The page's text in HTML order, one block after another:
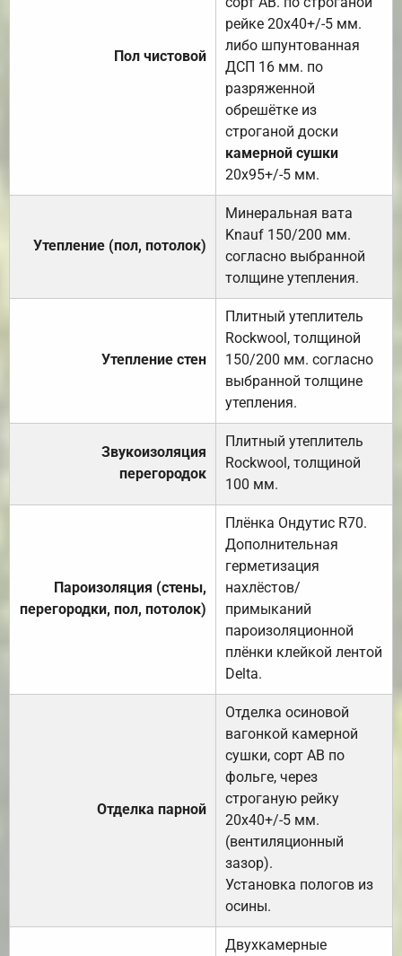
Пол чистовой
рейке 20х40+/-5 мм.
либо шпунтованная
ДСП 16 мм. по
разряженной
обрешётке из
строганой доски
камерной сушки
20х95+/-5 мм.
Утепление (пол, потолок)
Минеральная вата
Knauf 150/200 мм.
согласно выбранной
толщине утепления.
Утепление стен
Плитный утеплитель
Rockwool, толщиной
150/200 мм. согласно
выбранной толщине
утепления.
Звукоизоляция
перегородок
Плитный утеплитель
Rockwool, толщиной
100 мм.
Пароизоляция (стены,
перегородки, пол, потолок)
Плёнка Ондутис R70.
Дополнительная
герметизация
нахлёстов/
примыканий
пароизоляционной
плёнки клейкой лентой
Delta.
Отделка парной
Отделка осиновой
вагонкой камерной
сушки, сорт АВ по
фольге, через
строганую рейку
20х40+/-5 мм.
(вентиляционный
зазор).
Установка пологов из
осины.
Двухкамерные